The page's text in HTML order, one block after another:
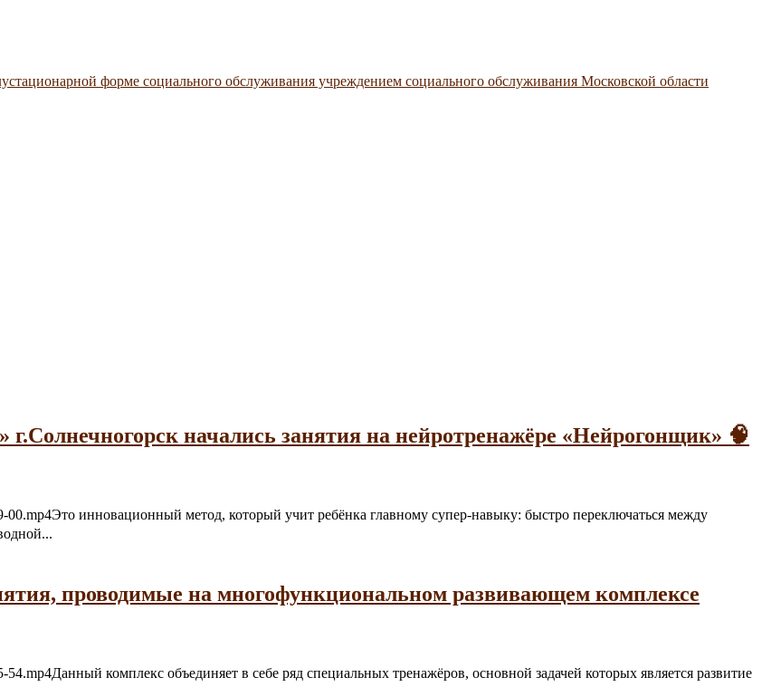
форме социального обслуживания учреждением социального обслуживания Московской области
начались занятия на нейротренажёре «Нейрогонщик» 🧠
инновационный метод, который учит ребёнка главному супер-навыку: быстро переключаться между
проводимые на многофункциональном развивающем комплексе
комплекс объединяет в себе ряд специальных тренажёров, основной задачей которых является развитие